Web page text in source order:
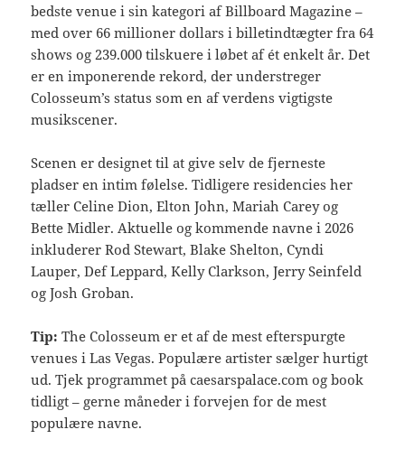
bedste venue i sin kategori af Billboard Magazine –
med over 66 millioner dollars i billetindtægter fra 64
shows og 239.000 tilskuere i løbet af ét enkelt år. Det
er en imponerende rekord, der understreger
Colosseum’s status som en af verdens vigtigste
musikscener.
Scenen er designet til at give selv de fjerneste
pladser en intim følelse. Tidligere residencies her
tæller Celine Dion, Elton John, Mariah Carey og
Bette Midler. Aktuelle og kommende navne i 2026
inkluderer Rod Stewart, Blake Shelton, Cyndi
Lauper, Def Leppard, Kelly Clarkson, Jerry Seinfeld
og Josh Groban.
Tip:The Colosseum er et af de mest efterspurgte
venues i Las Vegas. Populære artister sælger hurtigt
ud. Tjek programmet på caesarspalace.com og book
tidligt – gerne måneder i forvejen for de mest
populære navne.